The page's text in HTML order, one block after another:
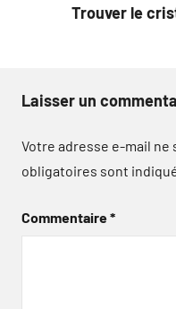
Trouver le
Laisser un
Votre adresse e-mail ne
obligatoires sont
Commentaire*